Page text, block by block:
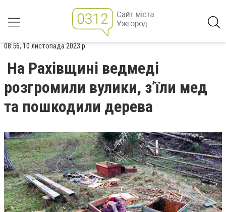
08:56, 10 листопада 2023 р.
На Рахівщині ведмеді
розгромили вулики, з’їли мед
та пошкодили дерева